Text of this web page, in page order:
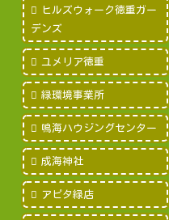
ヒルズウォーク徳重ガー
デンズ
ユメリア徳重
緑環境事業所
鳴海ハウジングセンター
成海神社
アピタ緑店